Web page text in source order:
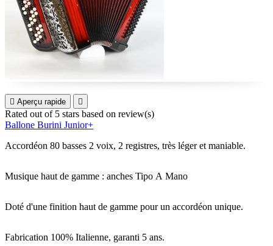
 Aperçu rapide 
Rated out of 5 stars based on review(s)
Ballone Burini Junior+
Accordéon 80 basses 2 voix, 2 registres, très léger et maniable.
Musique haut de gamme : anches Tipo A Mano
Doté d'une finition haut de gamme pour un accordéon unique.
Fabrication 100% Italienne, garanti 5 ans.